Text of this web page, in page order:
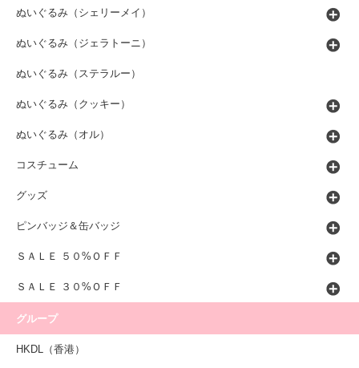
ぬいぐるみ（シェリーメイ）
ぬいぐるみ（ジェラトーニ）
ぬいぐるみ（ステラルー）
ぬいぐるみ（クッキー）
ぬいぐるみ（オル）
コスチューム
グッズ
ピンバッジ＆缶バッジ
ＳＡＬＥ ５０%ＯＦＦ
ＳＡＬＥ ３０%ＯＦＦ
グループ
HKDL（香港）